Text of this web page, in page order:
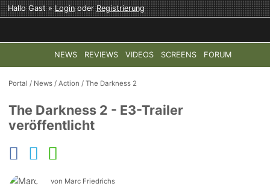
Hallo Gast »LoginoderRegistrierung
NEWS REVIEWS VIDEOS SCREENS FORUM
TOP-THEMEN: COD: MODERN WARFARE 4 HALO:
Portal / News /Action /The Darkness 2
The Darkness 2 - E3-Trailer
veröffentlicht
von Marc Friedrichs